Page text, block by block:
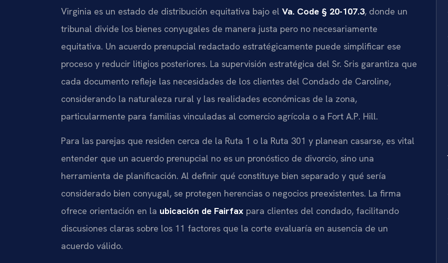
Virginia es un estado de distribución equitativa bajo el Va. Code § 20-107.3, donde un
tribunal divide los bienes conyugales de manera justa pero no necesariamente
equitativa. Un acuerdo prenupcial redactado estratégicamente puede simplificar ese
proceso y reducir litigios posteriores. La supervisión estratégica del Sr. Sris garantiza que
cada documento refleje las necesidades de los clientes del Condado de Caroline,
considerando la naturaleza rural y las realidades económicas de la zona,
particularmente para familias vinculadas al comercio agrícola o a Fort A.P. Hill.
Para las parejas que residen cerca de la Ruta 1 o la Ruta 301 y planean casarse, es vital
entender que un acuerdo prenupcial no es un pronóstico de divorcio, sino una
herramienta de planificación. Al definir qué constituye bien separado y qué sería
considerado bien conyugal, se protegen herencias o negocios preexistentes. La firma
ofrece orientación en la ubicación de Fairfax para clientes del condado, facilitando
discusiones claras sobre los 11 factores que la corte evaluaría en ausencia de un
acuerdo válido.